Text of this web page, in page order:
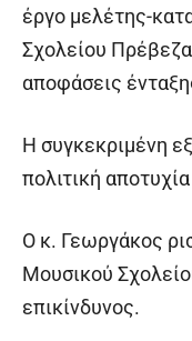
έργο μελέτης-
Σχολείου
αποφάσεις
Η συγκεκριμένη
πολιτική
Ο κ. Γεωργάκος
Μουσικού
επικίνδυνος.